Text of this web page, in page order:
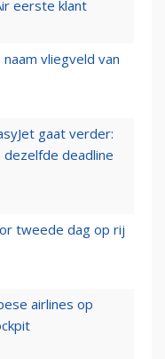
eerste klant
vliegveld van
gaat verder:
deadline
tweede dag op rij
airlines op